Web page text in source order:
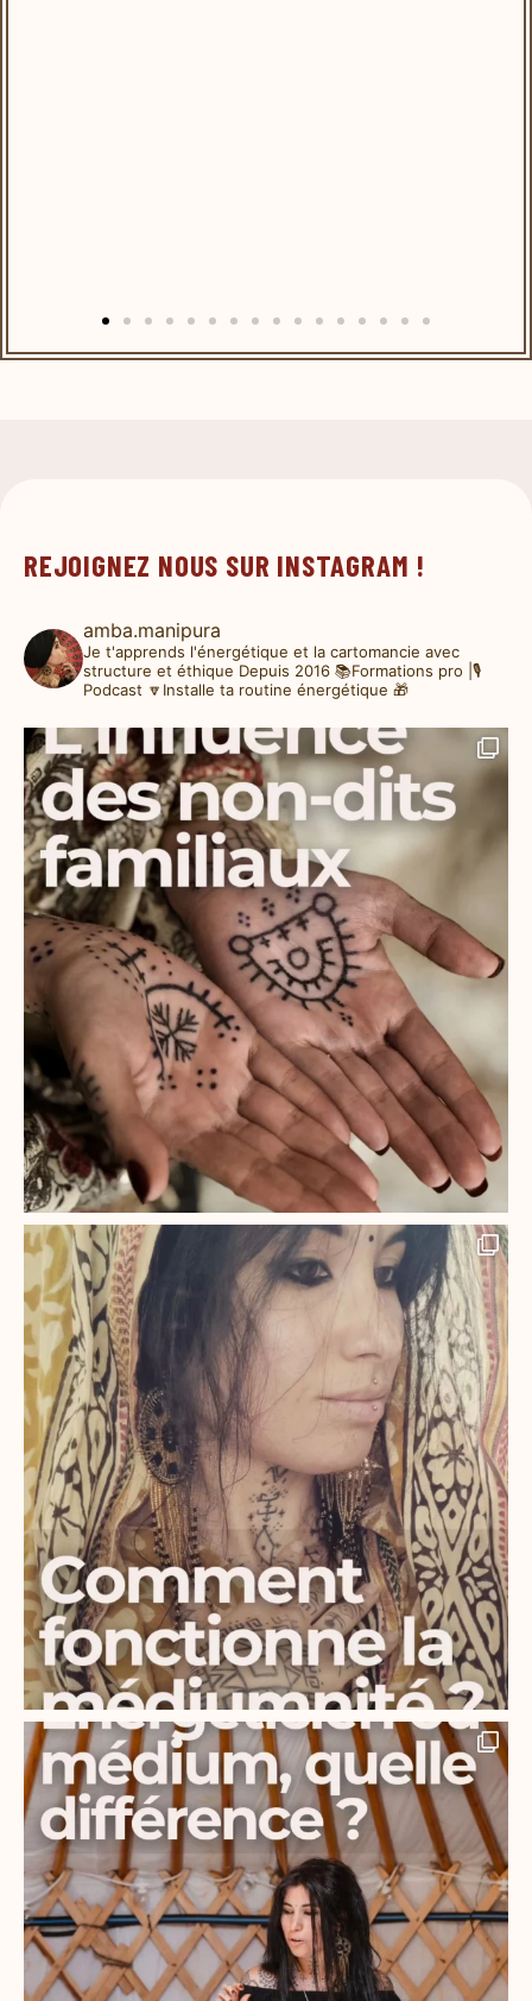
REJOIGNEZ NOUS SUR INSTAGRAM !
amba.manipura
Je t'apprends l'énergétique et la cartomancie avec
structure et éthique Depuis 2016 📚Formations pro |🎙️
Podcast 🔽Installe ta routine énergétique 🎁